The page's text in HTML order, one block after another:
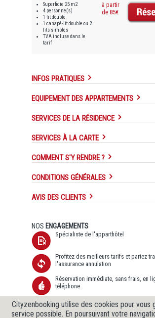
Superficie 25 m2
4 personne(s)
1 lit double
1 canapé-lit double ou 2
lits simples
TVA incluse dans le
tarif
à partir
de 85€
INFOS PRATIQUES
EQUIPEMENT DES APPARTEMENTS
SERVICES DE LA RÉSIDENCE
SERVICES À LA CARTE
COMMENT S'Y RENDRE ?
CONDITIONS GÉNÉRALES
AVIS DES CLIENTS
NOS ENGAGEMENTS
Spécialiste de l'apparthôtel
Profitez des meilleurs tarifs et partez
l'assurance annulation
Réservation immédiate, sans frais, en
téléphone
Transfert de données sécurisé SSL et
données garantie
Cityzenbooking utilise des cookies pour vous
service possible. En poursuivant votre